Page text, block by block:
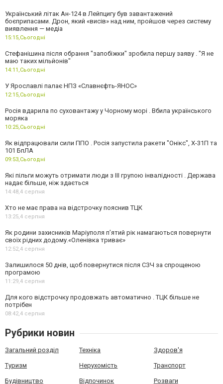
Український літак Ан-124 в Лейпцигу був завантажений
боєприпасами. Дрон, який «висів» над ним, пройшов через систему
виявлення — медіа
15:15,Сьогодні
Стефанішина після обрання "запобіжки" зробила першу заяву . "Я не
маю таких мільйонів"
14:11,Сьогодні
У Ярославлі палає НПЗ «Славнєфть-ЯНОС»
12:15,Сьогодні
Росія вдарила по суховантажу у Чорному морі . Вбила українського
моряка
10:25,Сьогодні
Як відпрацювали сили ППО . Росія запустила ракети "Онікс", Х-31П та
101 БпЛА
09:53,Сьогодні
Які пільги можуть отримати люди з III групою інвалідності . Держава
надає більше, ніж здається
14:48,4 серпня
Хто не має права на відстрочку пояснив ТЦК
13:25,4 серпня
Як родини захисників Маріуполя пʼятий рік намагаються повернути
своїх рідних додому.«Оленівка триває»
12:52,4 серпня
Залишилося 50 днів, щоб повернутися після СЗЧ за спрощеною
програмою
11:29,4 серпня
Для кого відстрочку продовжать автоматично . ТЦК більше не
потрібен
08:42,4 серпня
Рубрики новин
Загальний розділ Техніка Здоров'я
Туризм Нерухомість Транспорт
Будівництво Відпочинок Розваги